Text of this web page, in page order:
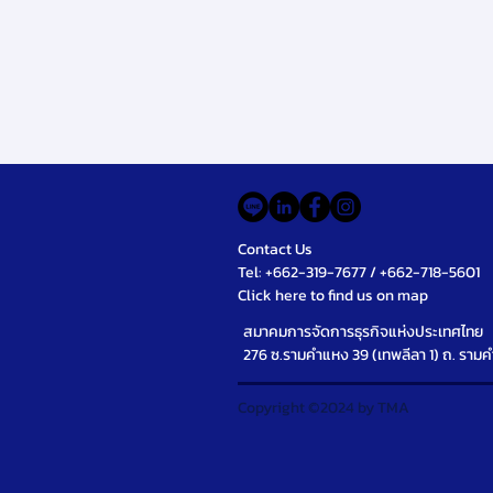
Contact Us
Tel: +662-319-7677 / +662-718-5601
Click here to find us on map
สมาคมการจัดการธุรกิจแห่งประเทศไทย
276 ซ.รามคำแหง 39 (เทพลีลา 1) ถ. รา
Copyright ©2024 by TMA